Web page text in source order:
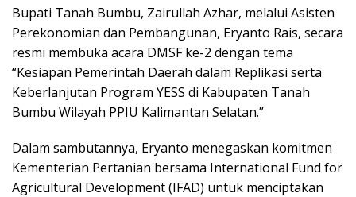
Bupati Tanah Bumbu, Zairullah Azhar, melalui Asisten
Perekonomian dan Pembangunan, Eryanto Rais, secara
resmi membuka acara DMSF ke-2 dengan tema
“Kesiapan Pemerintah Daerah dalam Replikasi serta
Keberlanjutan Program YESS di Kabupaten Tanah
Bumbu Wilayah PPIU Kalimantan Selatan.”
Dalam sambutannya, Eryanto menegaskan komitmen
Kementerian Pertanian bersama International Fund for
Agricultural Development (IFAD) untuk menciptakan